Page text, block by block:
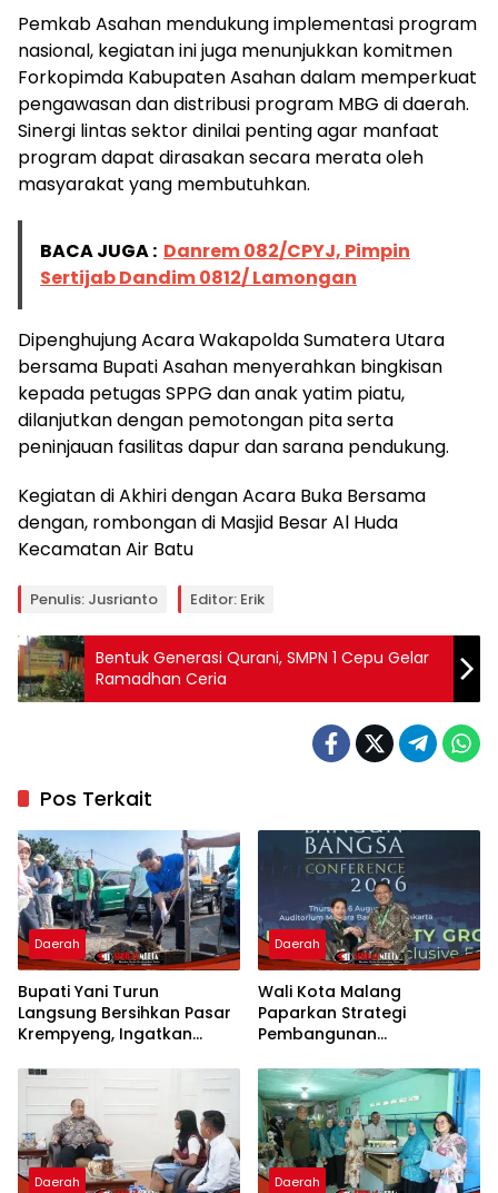
Pemkab Asahan mendukung implementasi program
nasional, kegiatan ini juga menunjukkan komitmen
Forkopimda Kabupaten Asahan dalam memperkuat
pengawasan dan distribusi program MBG di daerah.
Sinergi lintas sektor dinilai penting agar manfaat
program dapat dirasakan secara merata oleh
masyarakat yang membutuhkan.
BACA JUGA : Danrem 082/CPYJ, Pimpin
Sertijab Dandim 0812/ Lamongan
Dipenghujung Acara Wakapolda Sumatera Utara
bersama Bupati Asahan menyerahkan bingkisan
kepada petugas SPPG dan anak yatim piatu,
dilanjutkan dengan pemotongan pita serta
peninjauan fasilitas dapur dan sarana pendukung.
Kegiatan di Akhiri dengan Acara Buka Bersama
dengan, rombongan di Masjid Besar Al Huda
Kecamatan Air Batu
Penulis: Jusrianto Editor: Erik
Bentuk Generasi Qurani, SMPN 1 Cepu Gelar
Ramadhan Ceria
Pos Terkait
Daerah
Bupati Yani Turun
Langsung Bersihkan Pasar
Krempyeng, Ingatkan
Panjang
Daerah
Wali Kota Malang
Paparkan Strategi
Pembangunan
Nasional CNN Indonesia
Daerah Daerah